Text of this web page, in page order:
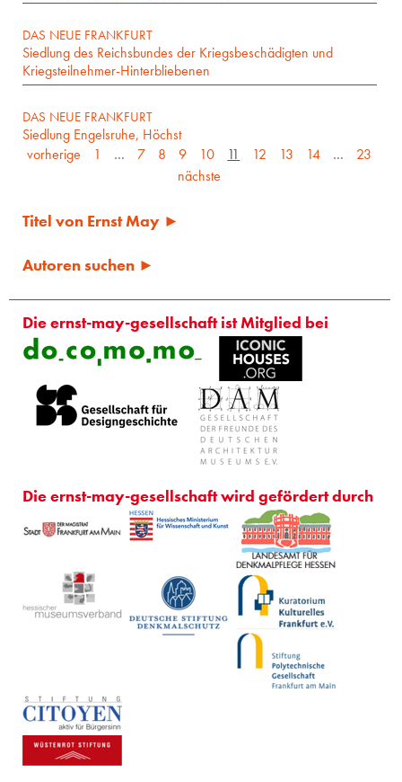
DAS NEUE FRANKFURT
Siedlung des Reichsbundes der Kriegsbeschädigten und
Kriegsteilnehmer-Hinterbliebenen
DAS NEUE FRANKFURT
Siedlung Engelsruhe, Höchst
vorherige
1 … 7 8 9 10 11 12 13 14 …
23
nächste
Titel von Ernst May ►
Autoren suchen ►
Die ernst-may-gesellschaft ist Mitglied bei
Die ernst-may-gesellschaft wird gefördert durch